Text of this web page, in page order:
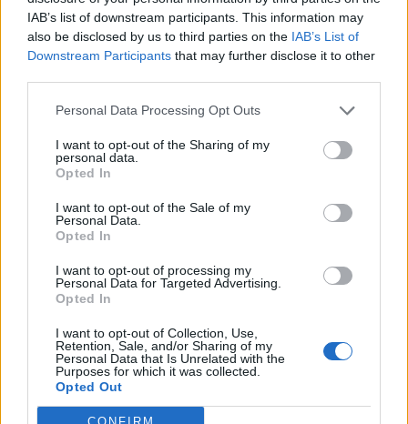
IAB’s list of downstream participants. This information may
also be disclosed by us to third parties on the IAB’s List of
Downstream Participants that may further disclose it to other
Personal Data Processing Opt Outs
I want to opt-out of the Sharing of my
personal data.
Opted In
I want to opt-out of the Sale of my
Personal Data.
Opted In
I want to opt-out of processing my
Personal Data for Targeted Advertising.
Opted In
I want to opt-out of Collection, Use,
Retention, Sale, and/or Sharing of my
Personal Data that Is Unrelated with the
Purposes for which it was collected.
Opted Out
Σχετικά Άρθρα